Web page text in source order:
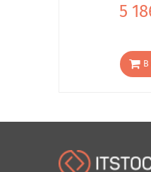
5
В